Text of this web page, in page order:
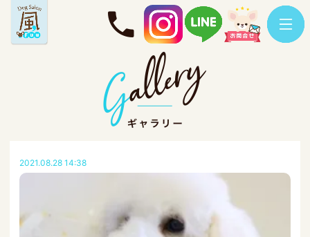
2021.08.28 14:38